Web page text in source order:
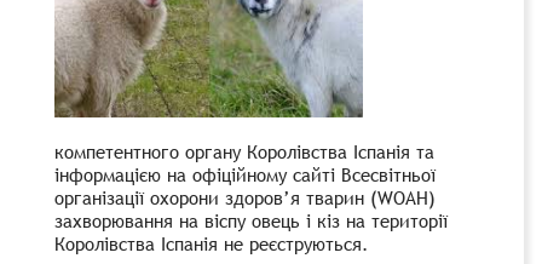
компетентного органу Королівства Іспанія та
інформацією на офіційному сайті Всесвітньої
організації охорони здоров’я тварин (WOAH)
захворювання на віспу овець і кіз на території
Королівства Іспанія не реєструються.